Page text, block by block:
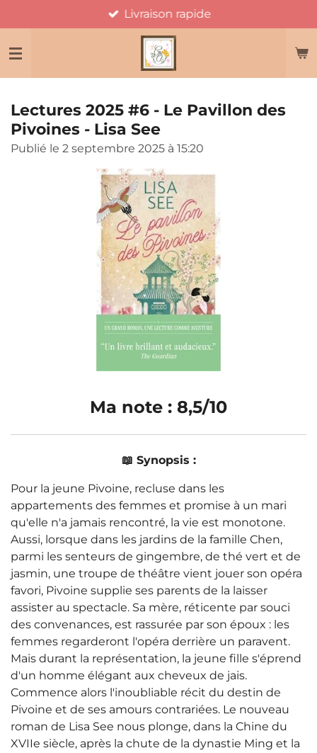
au
contenu
Livraison rapide
Lectures 2025 #6 - Le Pavillon des
Pivoines - Lisa See
Publié le 2 septembre 2025 à 15:20
Ma note : 8,5/10
📖 Synopsis :
Pour la jeune Pivoine, recluse dans les
appartements des femmes et promise à un mari
qu'elle n'a jamais rencontré, la vie est monotone.
Aussi, lorsque dans les jardins de la famille Chen,
parmi les senteurs de gingembre, de thé vert et de
jasmin, une troupe de théâtre vient jouer son opéra
favori, Pivoine supplie ses parents de la laisser
assister au spectacle. Sa mère, réticente par souci
des convenances, est rassurée par son époux : les
femmes regarderont l'opéra derrière un paravent.
Mais durant la représentation, la jeune fille s'éprend
d'un homme élégant aux cheveux de jais.
Commence alors l'inoubliable récit du destin de
Pivoine et de ses amours contrariées. Le nouveau
roman de Lisa See nous plonge, dans la Chine du
XVIIe siècle, après la chute de la dynastie Ming et la